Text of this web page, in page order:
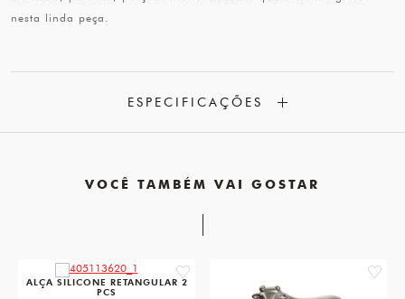
nesta linda peça.
ESPECIFICAÇÕES
VOCÊ TAMBÉM VAI GOSTAR
favorite
ALÇA SILICONE RETANGULAR 2
PCS